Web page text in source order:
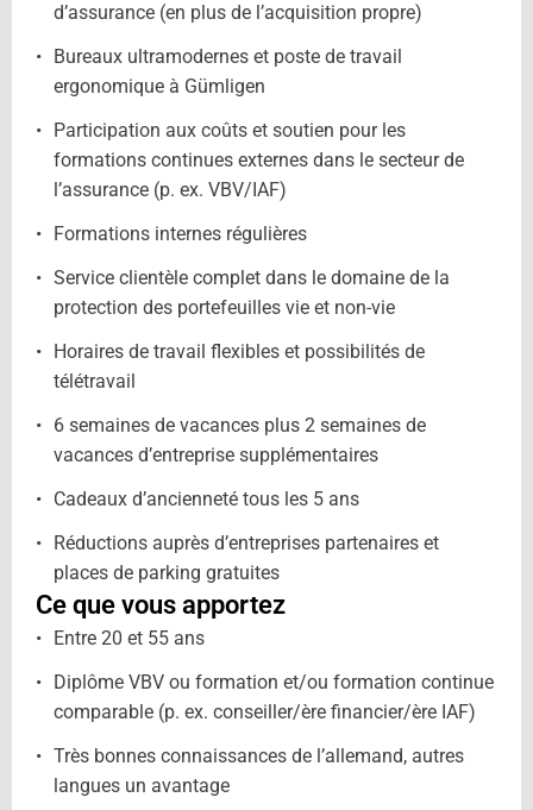
d’assurance (en plus de l’acquisition propre)
Bureaux ultramodernes et poste de travail
ergonomique à Gümligen
Participation aux coûts et soutien pour les
formations continues externes dans le secteur de
l’assurance (p. ex. VBV/IAF)
Formations internes régulières
Service clientèle complet dans le domaine de la
protection des portefeuilles vie et non-vie
Horaires de travail flexibles et possibilités de
télétravail
6 semaines de vacances plus 2 semaines de
vacances d’entreprise supplémentaires
Cadeaux d’ancienneté tous les 5 ans
Réductions auprès d’entreprises partenaires et
places de parking gratuites
Ce que vous apportez
Entre 20 et 55 ans
Diplôme VBV ou formation et/ou formation continue
comparable (p. ex. conseiller/ère financier/ère IAF)
Très bonnes connaissances de l’allemand, autres
langues un avantage